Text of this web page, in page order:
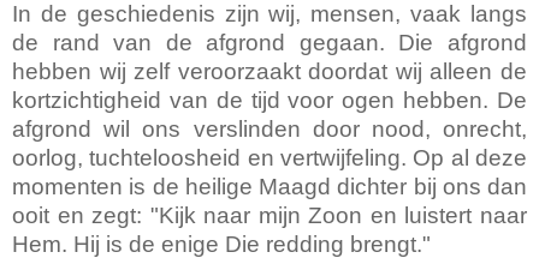
In de geschiedenis zijn wij, mensen, vaak langs
de rand van de afgrond gegaan. Die afgrond
hebben wij zelf veroorzaakt doordat wij alleen de
kortzichtigheid van de tijd voor ogen hebben. De
afgrond wil ons verslinden door nood, onrecht,
oorlog, tuchteloosheid en vertwijfeling. Op al deze
momenten is de heilige Maagd dichter bij ons dan
ooit en zegt: "Kijk naar mijn Zoon en luistert naar
Hem. Hij is de enige Die redding brengt."